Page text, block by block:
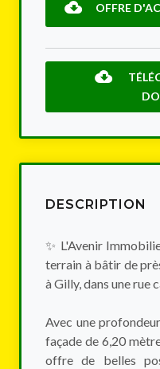
OFFRE
DESCRIPTION
✨ L'Avenir
terrain à bâtir de
à Gilly, dans une rue
Avec une
façade de 6,20
offre de belles